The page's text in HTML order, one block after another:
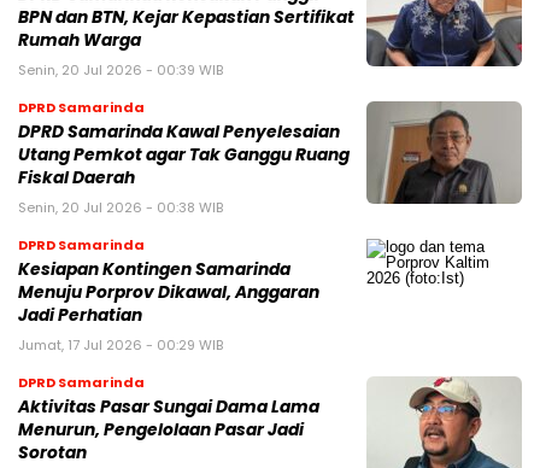
BPN dan BTN, Kejar Kepastian Sertifikat
Rumah Warga
Senin, 20 Jul 2026 - 00:39 WIB
DPRD Samarinda
DPRD Samarinda Kawal Penyelesaian
Utang Pemkot agar Tak Ganggu Ruang
Fiskal Daerah
Senin, 20 Jul 2026 - 00:38 WIB
DPRD Samarinda
Kesiapan Kontingen Samarinda
Menuju Porprov Dikawal, Anggaran
Jadi Perhatian
Jumat, 17 Jul 2026 - 00:29 WIB
DPRD Samarinda
Aktivitas Pasar Sungai Dama Lama
Menurun, Pengelolaan Pasar Jadi
Sorotan